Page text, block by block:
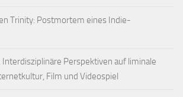
Trinity: Postmortem eines Indie-
Interdisziplinäre Perspektiven auf liminale
Film und Videospiel